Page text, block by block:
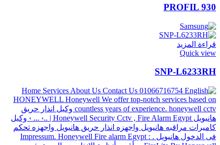
PROFIL 930
قراءة المزيد
Quick view
SNP-L6233RH